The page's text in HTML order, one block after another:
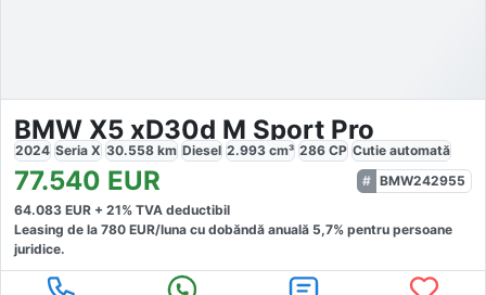
BMW X5 xD30d M Sport Pro
2024 Seria X 30.558 km Diesel 2.993 cm³ 286 CP Cutie automată
77.540 EUR
BMW242955
64.083 EUR + 21% TVA deductibil
Leasing de la 780 EUR/luna cu dobăndă anuală 5,7% pentru persoane
juridice.